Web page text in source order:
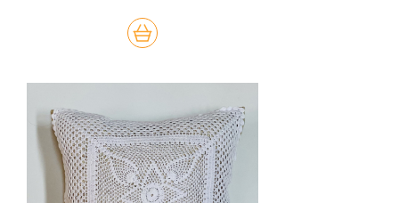
КУПИТЬ